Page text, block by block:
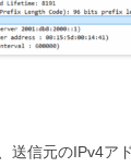
送信元のIPv4ア